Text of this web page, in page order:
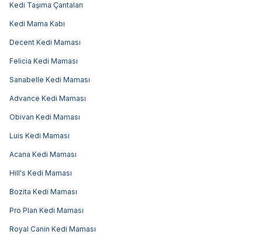
Kedi Taşıma Çantaları
Kedi Mama Kabı
Decent Kedi Maması
Felicia Kedi Maması
Sanabelle Kedi Maması
Advance Kedi Maması
Obivan Kedi Maması
Luis Kedi Maması
Acana Kedi Maması
Hill's Kedi Maması
Bozita Kedi Maması
Pro Plan Kedi Maması
Royal Canin Kedi Maması